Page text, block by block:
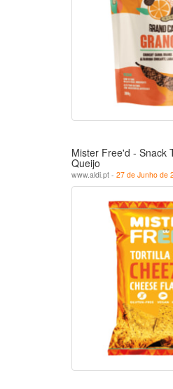
Mister Free'd - Snack
Queijo
www.aldi.pt - 27 de Junho de